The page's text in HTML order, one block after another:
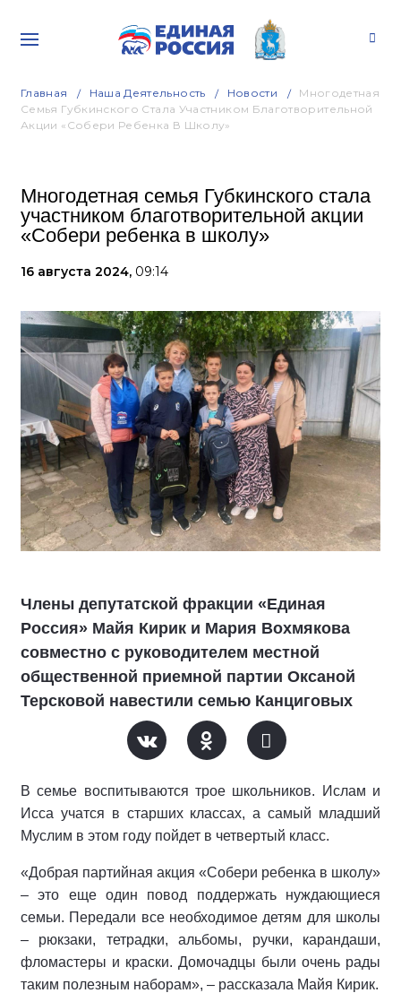
Главная Наша Деятельность Новости
Многодетная
Семья Губкинского Стала Участником Благотворительной
Акции «Собери Ребенка В Школу»
Многодетная семья Губкинского стала
участником благотворительной акции
«Собери ребенка в школу»
16 августа 2024, 09:14
Члены депутатской фракции «Единая
Россия» Майя Кирик и Мария Вохмякова
совместно с руководителем местной
общественной приемной партии Оксаной
Терсковой навестили семью Канциговых
В семье воспитываются трое школьников. Ислам и
Исса учатся в старших классах, а самый младший
Муслим в этом году пойдет в четвертый класс.
«Добрая партийная акция «Собери ребенка в школу»
– это еще один повод поддержать нуждающиеся
семьи. Передали все необходимое детям для школы
– рюкзаки, тетрадки, альбомы, ручки, карандаши,
фломастеры и краски. Домочадцы были очень рады
таким полезным наборам», – рассказала Майя Кирик.